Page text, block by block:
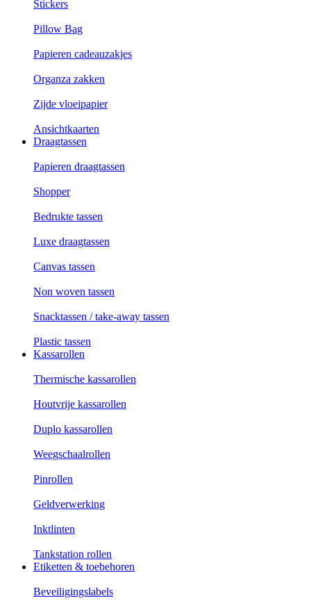
Stickers
Pillow Bag
Papieren cadeauzakjes
Organza zakken
Zijde vloeipapier
Ansichtkaarten
Draagtassen
Papieren draagtassen
Shopper
Bedrukte tassen
Luxe draagtassen
Canvas tassen
Non woven tassen
Snacktassen / take-away tassen
Plastic tassen
Kassarollen
Thermische kassarollen
Houtvrije kassarollen
Duplo kassarollen
Weegschaalrollen
Pinrollen
Geldverwerking
Inktlinten
Tankstation rollen
Etiketten & toebehoren
Beveiligingslabels